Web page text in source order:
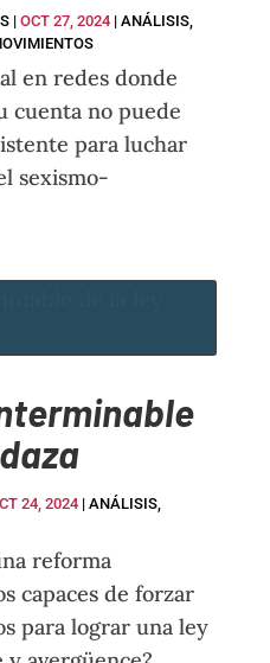
| OCT 27, 2024| ANÁLISIS,
en redes donde
cuenta no puede
para luchar
sexismo-
24, 2024| ANÁLISIS,
reforma
capaces de forzar
para lograr una ley